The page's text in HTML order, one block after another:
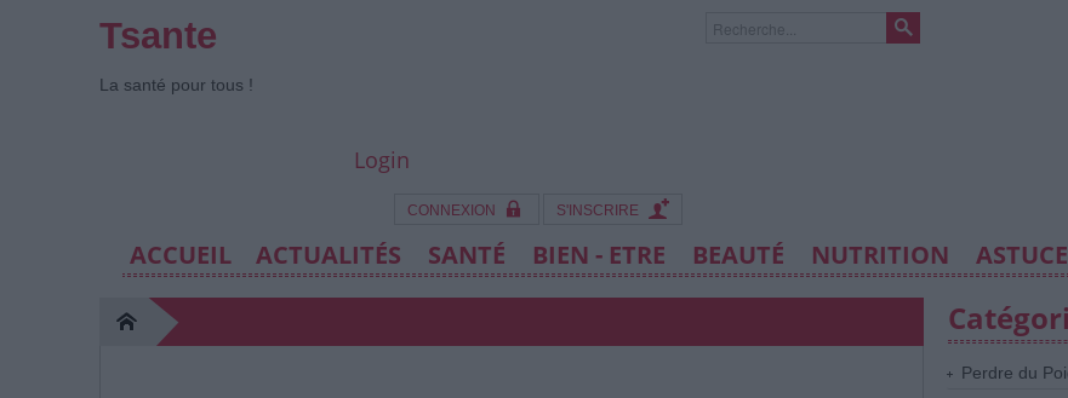
Tsante
La santé pour tous !
Login
CONNEXION S'INSCRIRE
ACCUEIL ACTUALITÉS SANTÉ BIEN - ETRE BEAUTÉ NUTRITION
Perdre du